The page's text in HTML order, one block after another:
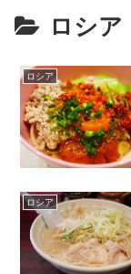
ロシア
ロシア
ロシア